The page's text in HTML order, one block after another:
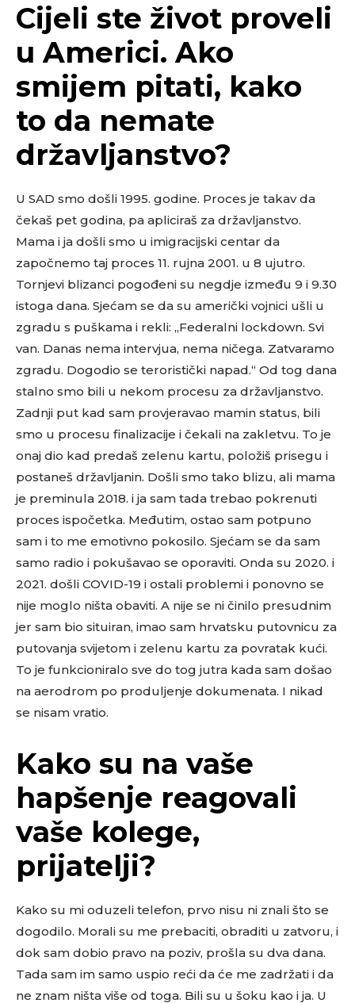
Cijeli ste život proveli
u Americi. Ako
smijem pitati, kako
to da nemate
državljanstvo?
U SAD smo došli 1995. godine. Proces je takav da
čekaš pet godina, pa apliciraš za državljanstvo.
Mama i ja došli smo u imigracijski centar da
započnemo taj proces 11. rujna 2001. u 8 ujutro.
Tornjevi blizanci pogođeni su negdje između 9 i 9.30
istoga dana. Sjećam se da su američki vojnici ušli u
zgradu s puškama i rekli: „Federalni lockdown. Svi
van. Danas nema intervjua, nema ničega. Zatvaramo
zgradu. Dogodio se teroristički napad.“ Od tog dana
stalno smo bili u nekom procesu za državljanstvo.
Zadnji put kad sam provjeravao mamin status, bili
smo u procesu finalizacije i čekali na zakletvu. To je
onaj dio kad predaš zelenu kartu, položiš prisegu i
postaneš državljanin. Došli smo tako blizu, ali mama
je preminula 2018. i ja sam tada trebao pokrenuti
proces ispočetka. Međutim, ostao sam potpuno
sam i to me emotivno pokosilo. Sjećam se da sam
samo radio i pokušavao se oporaviti. Onda su 2020. i
2021. došli COVID-19 i ostali problemi i ponovno se
nije moglo ništa obaviti. A nije se ni činilo presudnim
jer sam bio situiran, imao sam hrvatsku putovnicu za
putovanja svijetom i zelenu kartu za povratak kući.
To je funkcioniralo sve do tog jutra kada sam došao
na aerodrom po produljenje dokumenata. I nikad
se nisam vratio.
Kako su na vaše
hapšenje reagovali
vaše kolege,
prijatelji?
Kako su mi oduzeli telefon, prvo nisu ni znali što se
dogodilo. Morali su me prebaciti, obraditi u zatvoru, i
dok sam dobio pravo na poziv, prošla su dva dana.
Tada sam im samo uspio reći da će me zadržati i da
ne znam ništa više od toga. Bili su u šoku kao i ja. U